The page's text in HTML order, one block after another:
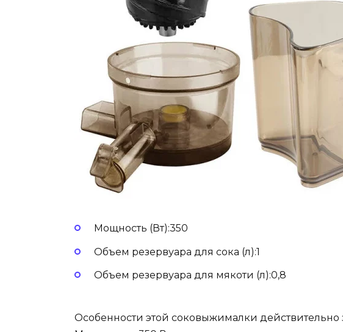
Мощность (Вт):350
Объем резервуара для сока (л):1
Объем резервуара для мякоти (л):0,8
Особенности этой соковыжималки